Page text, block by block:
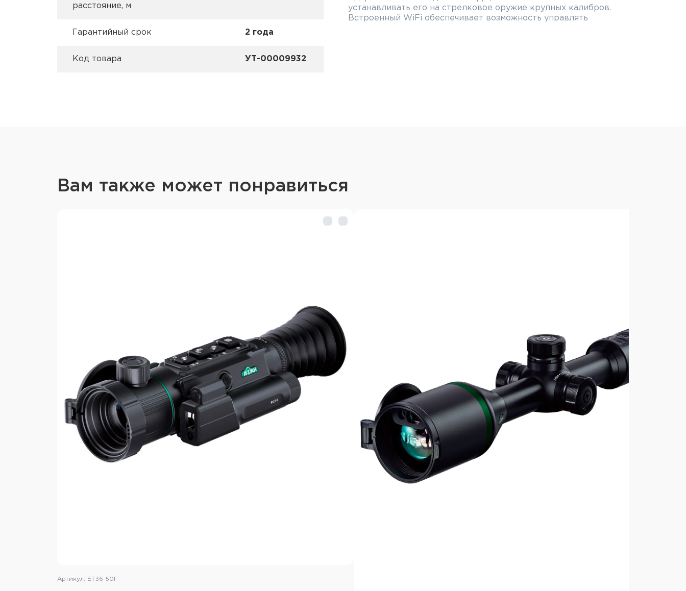
расстояние, м
Гарантийный срок 2 года
Код товара УТ-00009932
устанавливать его на стрелковое оружие крупных калибров.
Встроенный WiFi обеспечивает возможность управлять
Встроенный гироскоп с отображением уровней и углов на
5 цветовых палитр: горячий белый, горячий чёрный, горячий
красный, цветной режим, небесный режим
8 видов прицельных сеток
Цвета прицельных сеток: чёрный, белый, серый, красный,
зелёный
WiFi и приложение для мобильных устройств
Меню на русском языке
Технические характеристики Sytong XM06-
Вам также может понравиться
Артикул: ET36-50F